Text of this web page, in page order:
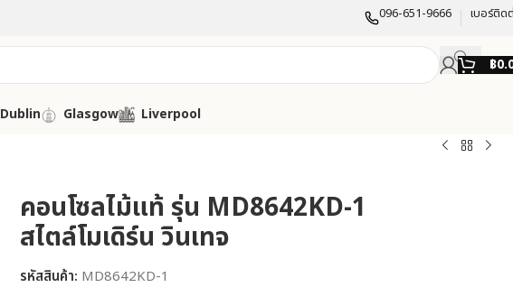
096-651-9666 เบอร์ติด
฿
Dublin Glasgow Liverpool
คอนโซลไม้แท้ รุ่น MD8642KD-1
สไตล์โมเดิร์น วินเทจ
รหัสสินค้า: MD8642KD-1